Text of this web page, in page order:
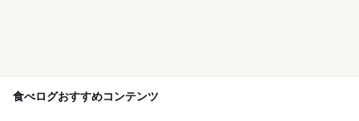
食べログおすすめコンテンツ